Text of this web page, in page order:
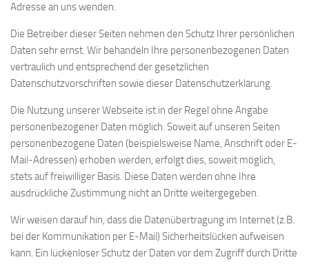
Adresse an uns wenden.
Die Betreiber dieser Seiten nehmen den Schutz Ihrer persönlichen
Daten sehr ernst. Wir behandeln Ihre personenbezogenen Daten
vertraulich und entsprechend der gesetzlichen
Datenschutzvorschriften sowie dieser Datenschutzerklärung.
Die Nutzung unserer Webseite ist in der Regel ohne Angabe
personenbezogener Daten möglich. Soweit auf unseren Seiten
personenbezogene Daten (beispielsweise Name, Anschrift oder E-
Mail-Adressen) erhoben werden, erfolgt dies, soweit möglich,
stets auf freiwilliger Basis. Diese Daten werden ohne Ihre
ausdrückliche Zustimmung nicht an Dritte weitergegeben.
Wir weisen darauf hin, dass die Datenübertragung im Internet (z.B.
bei der Kommunikation per E-Mail) Sicherheitslücken aufweisen
kann. Ein lückenloser Schutz der Daten vor dem Zugriff durch Dritte